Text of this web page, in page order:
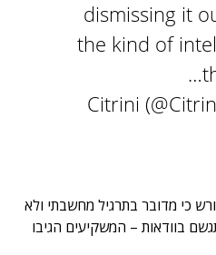
dismissing it
the kind of
כי מדובר בתרגיל מחשבתי ולא
בוודאות – המשקיעים הגיבו